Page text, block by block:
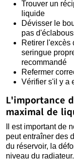
Trouver un
liquide
Dévisser le
pas
Retirer l'excès
seringue
recommandé
Refermer
Vérifier s'il y a
L'importance
maximal de
Il est important de
peut entraîner des
du réservoir, la
niveau du